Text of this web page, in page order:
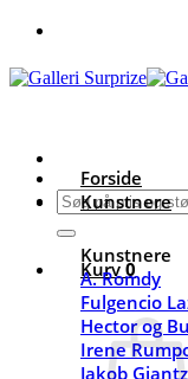
Fortsæt
indhold
Søg
Kurv0
Forside
Kunstnere
Kunstnere
A. Romdy
Fulgencio
Hector og
Irene
Jakob Giantz